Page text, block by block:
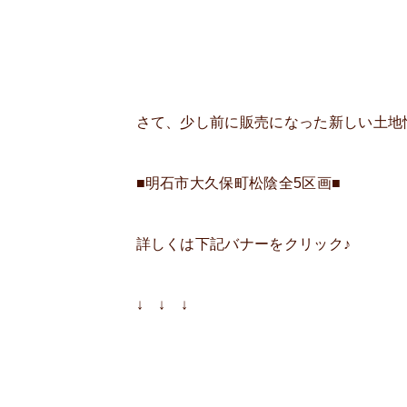
さて、少し前に販売になった新しい土地
■明石市大久保町松陰全5区画■
詳しくは下記バナーをクリック♪
↓ ↓ ↓